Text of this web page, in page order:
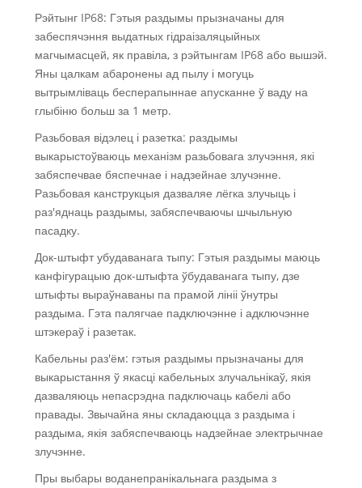
Рэйтынг IP68: Гэтыя раздымы прызначаны для
забеспячэння выдатных гідраізаляцыйных
магчымасцей, як правіла, з рэйтынгам IP68 або вышэй.
Яны цалкам абаронены ад пылу і могуць
вытрымліваць бесперапыннае апусканне ў ваду на
глыбіню больш за 1 метр.
Разьбовая відэлец і разетка: раздымы
выкарыстоўваюць механізм разьбовага злучэння, які
забяспечвае бяспечнае і надзейнае злучэнне.
Разьбовая канструкцыя дазваляе лёгка злучыць і
раз'яднаць раздымы, забяспечваючы шчыльную
пасадку.
Док-штыфт убудаванага тыпу: Гэтыя раздымы маюць
канфігурацыю док-штыфта ўбудаванага тыпу, дзе
штыфты выраўнаваны па прамой лініі ўнутры
раздыма. Гэта палягчае падключэнне і адключэнне
штэкераў і разетак.
Кабельны раз'ём: гэтыя раздымы прызначаны для
выкарыстання ў якасці кабельных злучальнікаў, якія
дазваляюць непасрэдна падключаць кабелі або
правады. Звычайна яны складаюцца з раздыма і
раздыма, якія забяспечваюць надзейнае электрычнае
злучэнне.
Пры выбары воданепранікальнага раздыма з